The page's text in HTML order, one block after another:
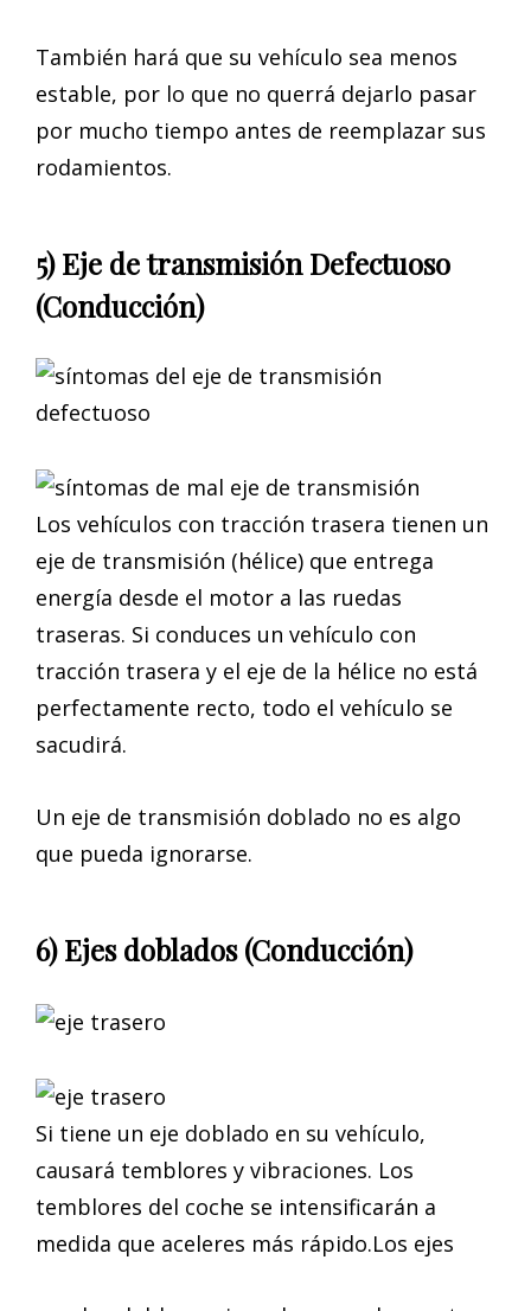
También hará que su vehículo sea menos
estable, por lo que no querrá dejarlo pasar
por mucho tiempo antes de reemplazar sus
rodamientos.
5) Eje de transmisión Defectuoso
(Conducción)
Los vehículos con tracción trasera tienen un
eje de transmisión (hélice) que entrega
energía desde el motor a las ruedas
traseras. Si conduces un vehículo con
tracción trasera y el eje de la hélice no está
perfectamente recto, todo el vehículo se
sacudirá.
Un eje de transmisión doblado no es algo
que pueda ignorarse.
6) Ejes doblados (Conducción)
Si tiene un eje doblado en su vehículo,
causará temblores y vibraciones. Los
temblores del coche se intensificarán a
medida que aceleres más rápido.Los ejes